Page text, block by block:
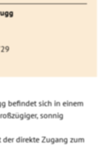
befindet sich in einem
sonnig
direkte Zugang zum